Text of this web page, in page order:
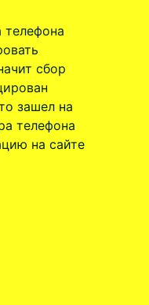
телефона
сбор
зашел на
телефона
на сайте